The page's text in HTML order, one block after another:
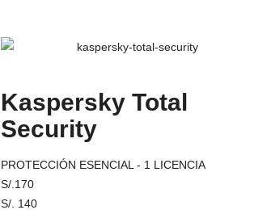
Kaspersky Total
Security
PROTECCIÓN ESENCIAL - 1 LICENCIA
S/.170
S/. 140